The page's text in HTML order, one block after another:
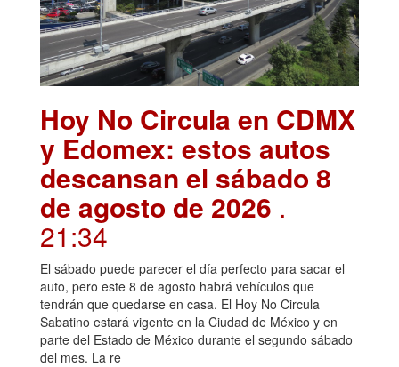
Hoy No Circula en CDMX
y Edomex: estos autos
descansan el sábado 8
de agosto de 2026 .
21:34
El sábado puede parecer el día perfecto para sacar el
auto, pero este 8 de agosto habrá vehículos que
tendrán que quedarse en casa. El Hoy No Circula
Sabatino estará vigente en la Ciudad de México y en
parte del Estado de México durante el segundo sábado
del mes. La re